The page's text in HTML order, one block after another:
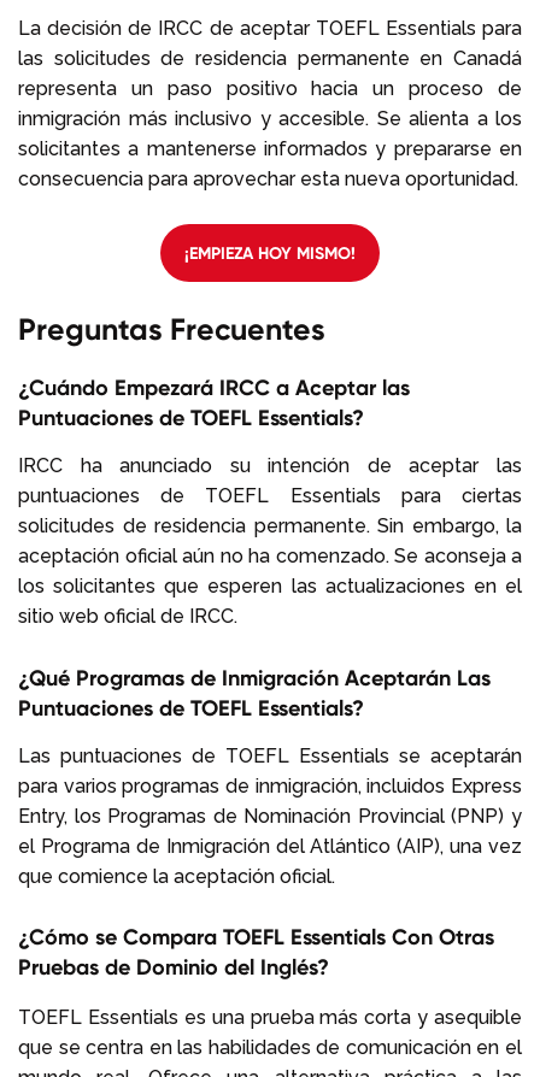
La decisión de IRCC de aceptar TOEFL Essentials para
las solicitudes de residencia permanente en Canadá
representa un paso positivo hacia un proceso de
inmigración más inclusivo y accesible. Se alienta a los
solicitantes a mantenerse informados y prepararse en
consecuencia para aprovechar esta nueva oportunidad.
¡EMPIEZA HOY MISMO!
Preguntas Frecuentes
¿Cuándo Empezará IRCC a Aceptar las
Puntuaciones de TOEFL Essentials?
IRCC ha anunciado su intención de aceptar las
puntuaciones de TOEFL Essentials para ciertas
solicitudes de residencia permanente. Sin embargo, la
aceptación oficial aún no ha comenzado. Se aconseja a
los solicitantes que esperen las actualizaciones en el
sitio web oficial de IRCC.
¿Qué Programas de Inmigración Aceptarán Las
Puntuaciones de TOEFL Essentials?
Las puntuaciones de TOEFL Essentials se aceptarán
para varios programas de inmigración, incluidos Express
Entry, los Programas de Nominación Provincial (PNP) y
el Programa de Inmigración del Atlántico (AIP), una vez
que comience la aceptación oficial.
¿Cómo se Compara TOEFL Essentials Con Otras
Pruebas de Dominio del Inglés?
TOEFL Essentials es una prueba más corta y asequible
que se centra en las habilidades de comunicación en el